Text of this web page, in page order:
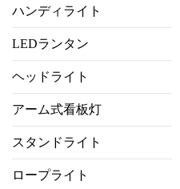
ハンディライト
LEDランタン
ヘッドライト
アーム式看板灯
スタンドライト
ロープライト